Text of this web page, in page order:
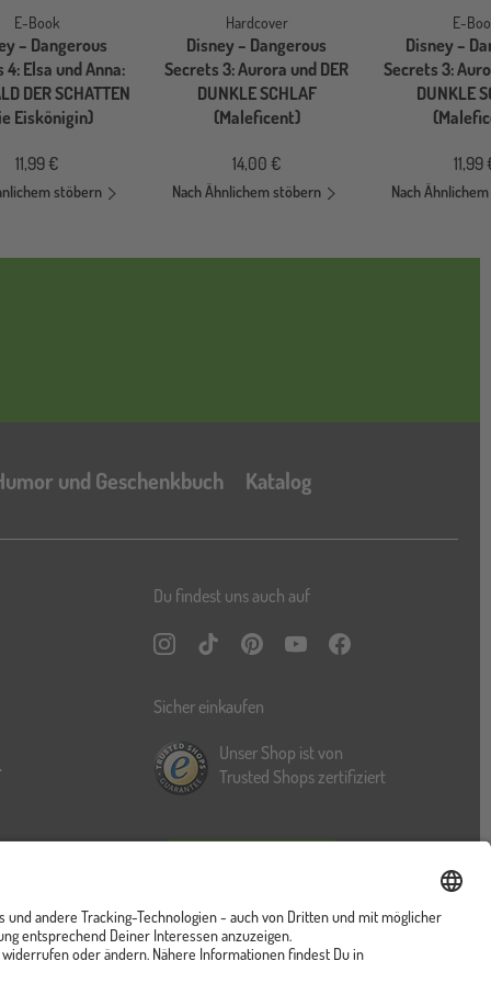
E-Book
– Dangerous
4: Elsa und Anna:
DER SCHATTEN
Eiskönigin)
11,99 €
stöbern
Hardcover
Disney – Dangerous
Secrets 3: Aurora und DER
DUNKLE SCHLAF
(Maleficent)
14,00 €
Nach Ähnlichem stöbern
E-
Disney –
Secrets 3:
DUNKLE
11,99
Nach
und Geschenkbuch Katalog
Katalog
Cookies
Du findest uns auch auf
Instagram
TikTokPinterestYouTubeFacebook
Sicher einkaufen
Unser Shop ist von
Trusted Shops zertifiziert